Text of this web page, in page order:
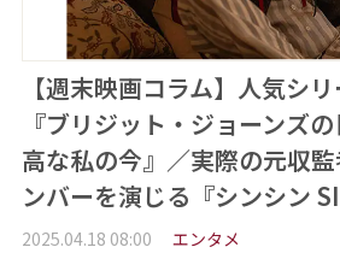
【週末映画コラム】人気シ
『ブリジット・ジョーンズ
高な私の今』／実際の元収
ンバーを演じる『シンシン
2025.04.18 08:00 エンタメ